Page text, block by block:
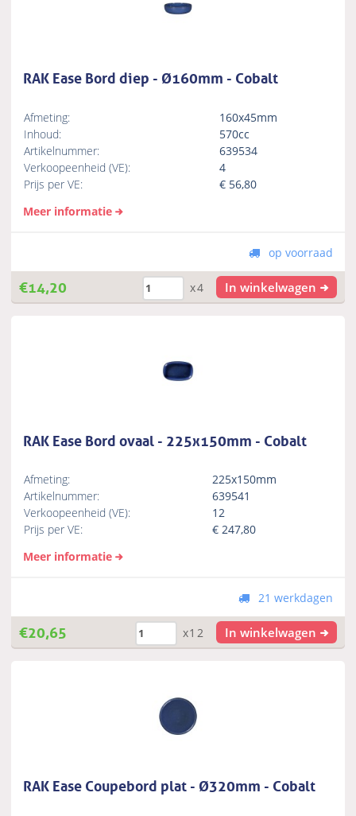
RAK Ease Bord diep - Ø160mm - Cobalt
Afmeting:
160x45mm
Inhoud:
570cc
Artikelnummer:
639534
Verkoopeenheid (VE):
4
Prijs per VE:
€ 56,80
Meer informatie
op voorraad
€14,20 x4 In winkelwagen
RAK Ease Bord ovaal - 225x150mm - Cobalt
Afmeting:
225x150mm
Artikelnummer:
639541
Verkoopeenheid (VE):
12
Prijs per VE:
€247,80
Meer informatie
21 werkdagen
€20,65 x12 In winkelwagen
RAK Ease Coupebord plat - Ø320mm - Cobalt